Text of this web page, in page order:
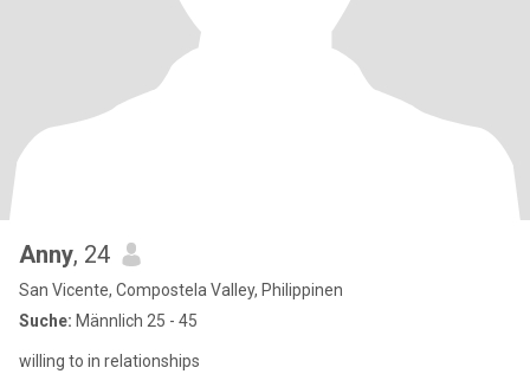
Anny, 24
San Vicente, Compostela Valley, Philippinen
Suche: Männlich 25 - 45
willing to in relationships